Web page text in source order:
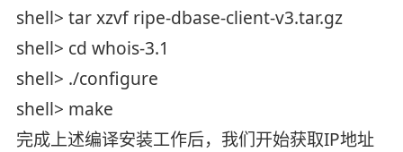
shell> tar xzvf ripe-dbase-client-v3.tar.gz
shell> cd whois-3.1
shell> ./configure
shell> make
完成上述编译安装工作后，我们开始获取IP地址